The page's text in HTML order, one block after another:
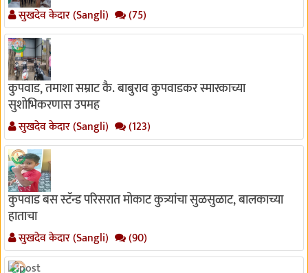
सुखदेव केदार (Sangli) (75)
कुपवाड, तमाशा सम्राट कै. बाबुराव कुपवाडकर स्मारकाच्या
सुशोभिकरणास उपमह
सुखदेव केदार (Sangli) (123)
कुपवाड बस स्टॅन्ड परिसरात मोकाट कुत्र्यांचा सुळसुळाट, बालकाच्या
हाताचा
सुखदेव केदार (Sangli) (90)